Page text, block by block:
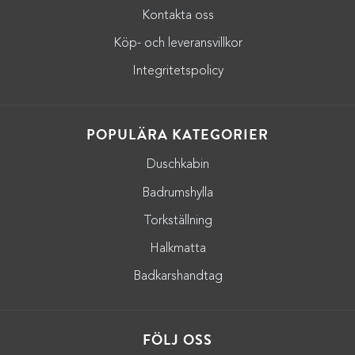
Kontakta oss
Köp- och leveransvillkor
Integritetspolicy
POPULÄRA KATEGORIER
Duschkabin
Badrumshylla
Torkställning
Halkmatta
Badkarshandtag
FÖLJ OSS